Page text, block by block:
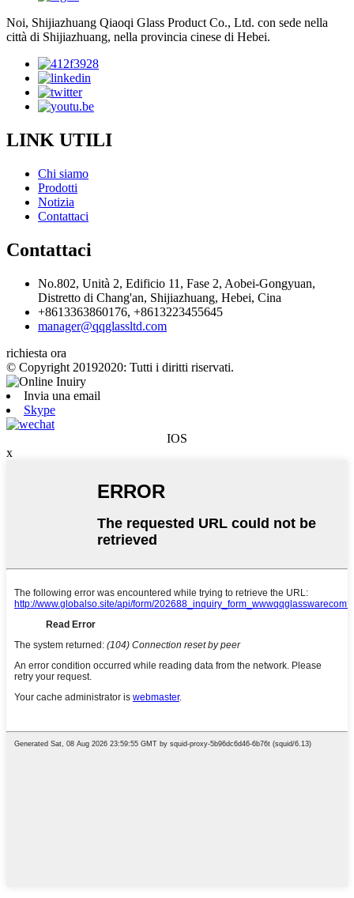
Noi, Shijiazhuang Qiaoqi Glass Product Co., Ltd. con sede nella
città di Shijiazhuang, nella provincia cinese di Hebei.
LINK UTILI
Chi siamo
Prodotti
Notizia
Contattaci
Contattaci
No.802, Unità 2, Edificio 11, Fase 2, Aobei-Gongyuan,
Distretto di Chang'an, Shijiazhuang, Hebei, Cina
+8613363860176, +8613223455645
manager@qqglassltd.com
richiesta ora
© Copyright 20192020: Tutti i diritti riservati.
Invia una email
Skype
IOS
x